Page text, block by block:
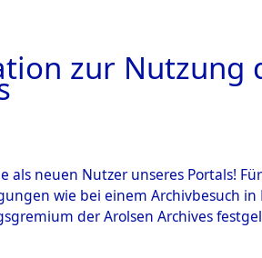
zur Nutzung
als neuen Nutzer unseres Portals!
wie bei einem Archivbesuch
der Arolsen Archives